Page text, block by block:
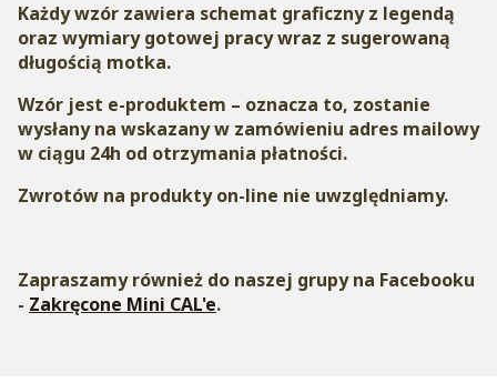
Każdy wzór zawiera schemat graficzny z legendą
oraz wymiary gotowej pracy wraz z sugerowaną
długością motka.
Wzór jest e-produktem – oznacza to, zostanie
wysłany na wskazany w zamówieniu adres mailowy
w ciągu 24h od otrzymania płatności.
Zwrotów na produkty on-line nie uwzględniamy.
Zapraszamy również do naszej grupy na Facebooku
- Zakręcone Mini CAL'e.